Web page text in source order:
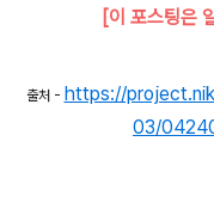
[이 포스팅은
출처 - https://
03/